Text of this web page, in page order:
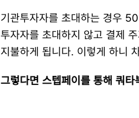
기관투자자를 초대하는 경우
투자자를 초대하지 않고 결제
지불하게 됩니다. 이렇게 하니
그렇다면 스텝페이를 통해 쿼